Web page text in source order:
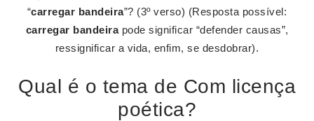
“carregar bandeira”? (3º verso) (Resposta possível:
carregar bandeirapode significar “defender causas”,
ressignificar a vida, enfim, se desdobrar).
Qual é o tema de Com licença
poética?